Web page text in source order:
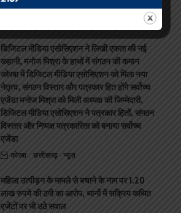
डिजिटल मीडिया एसोसिएशन ने लिखी एकता की नई
कहानी, मनोज मिश्रा के हाथों में संगठन की कमान
कोरबा में डिजिटल मीडिया एसोसिएशन को मिला नया
नेतृत्व, संगठन विस्तार और पत्रकार हित होंगे सर्वोच्च
एजेंडा मनोज मिश्रा को मिली अध्यक्ष की जिम्मेदारी,
डिजिटल मीडिया एसोसिएशन ने पत्रकार हितों, संगठन
विस्तार और निष्पक्ष पत्रकारिता को बनाया सर्वोच्च
एजेंडा
कोरबा छत्तीसगढ़ न्यूज़
महिला उत्पीड़न के मामले से बचाने के नाम पर 1.20
लाख रुपये की ठगी का आरोप, थानों में सक्रिय कथित
एजेंटों पर भी उठे सवाल